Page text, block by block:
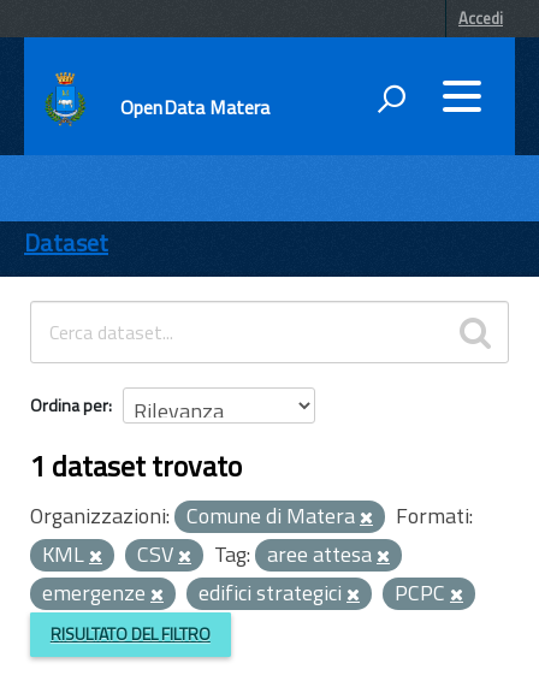
Accedi
OpenData Matera
ENTI
TEMI
INFORMAZIONI
Dataset
Ordina per
1 dataset trovato
Organizzazioni: Comune di Matera
Formati:
KML
CSV Tag: aree attesa
emergenze
edifici strategici PCPC
RISULTATO DEL FILTRO